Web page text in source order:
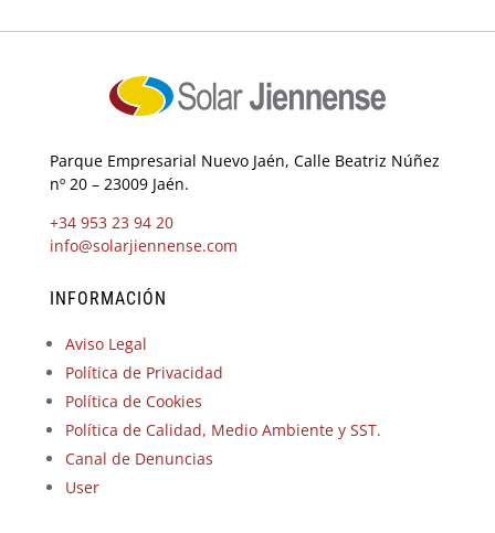
Parque Empresarial Nuevo Jaén, Calle Beatriz Núñez
nº 20 – 23009 Jaén.
+34 953 23 94 20
info@solarjiennense.com
INFORMACIÓN
Aviso Legal
Política de Privacidad
Política de Cookies
Política de Calidad, Medio Ambiente y SST.
Canal de Denuncias
User